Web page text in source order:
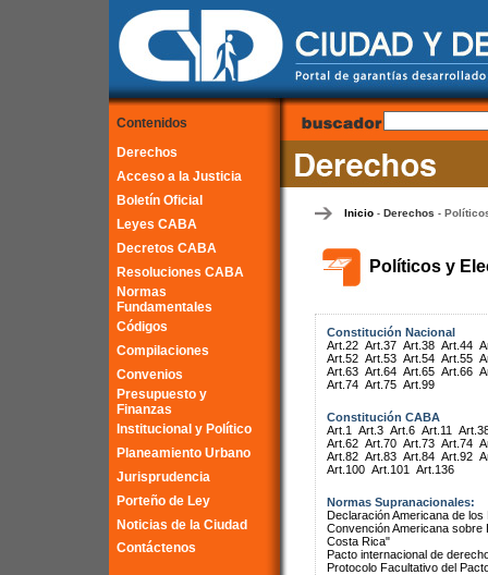
Contenidos
Derechos
Acceso a la Justicia
Boletín Oficial
Leyes CABA
Decretos CABA
Resoluciones CABA
Normas
Fundamentales
Códigos
Compilaciones
Convenios
Presupuesto y
Finanzas
Institucional y Político
Planeamiento Urbano
Jurisprudencia
Porteño de Ley
Noticias de la Ciudad
Contáctenos
Inicio- Derechos -
Políticos y
Constitución Nacional
Art.22 Art.37 Art.38 Art.44
Art.52 Art.53 Art.54 Art.55
Art.63 Art.64 Art.65 Art.66
Art.74 Art.75 Art.99
Constitución CABA
Art.1
Art.3 Art.6 Art.11
Art.62 Art.70 Art.73 Art.74
Art.82 Art.83 Art.84 Art.92
Art.100 Art.101 Art.136
Normas Supranacionales:
Declaración Americana de
Convención Americana
Costa Rica"
Pacto internacional de
Protocolo Facultativo del